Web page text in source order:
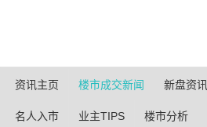
资讯主页 楼市成交新闻 新盘资讯
名人入市 业主TIPS 楼市分析